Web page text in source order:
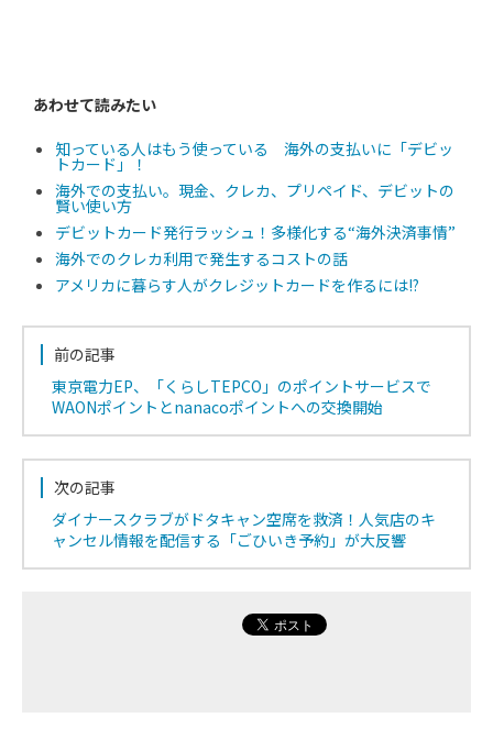
あわせて読みたい
知っている人はもう使っている 海外の支払いに「デビッ
トカード」！
海外での支払い。現金、クレカ、プリペイド、デビットの
賢い使い方
デビットカード発行ラッシュ！多様化する“海外決済事情”
海外でのクレカ利用で発生するコストの話
アメリカに暮らす人がクレジットカードを作るには!?
前の記事
東京電力EP、「くらしTEPCO」のポイントサービスで
WAONポイントとnanacoポイントへの交換開始
次の記事
ダイナースクラブがドタキャン空席を救済！人気店のキ
ャンセル情報を配信する「ごひいき予約」が大反響